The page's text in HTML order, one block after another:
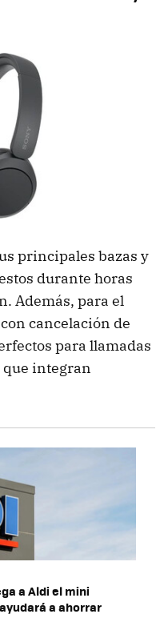
principales bazas y
durante horas
Además, para el
cancelación de
para llamadas
que integran
a Aldi el mini
a ahorrar